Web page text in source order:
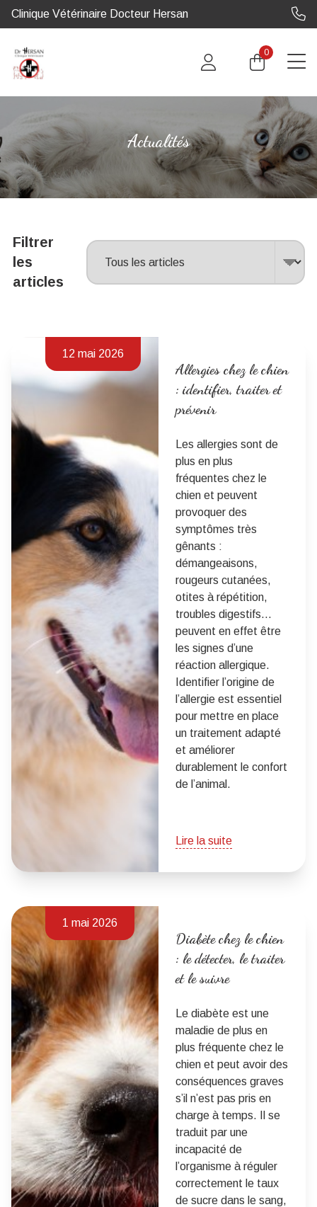
Clinique Vétérinaire Docteur Hersan
0
Actualités
Filtrer
les
articles
12 mai 2026
Allergies chez le chien
: identifier, traiter et
prévenir
Les allergies sont de
plus en plus
fréquentes chez le
chien et peuvent
provoquer des
symptômes très
gênants :
démangeaisons,
rougeurs cutanées,
otites à répétition,
troubles digestifs…
peuvent en effet être
les signes d’une
réaction allergique.
Identifier l’origine de
l’allergie est essentiel
pour mettre en place
un traitement adapté
et améliorer
durablement le confort
de l’animal.
Lire la suite
1 mai 2026
Diabète chez le chien
: le détecter, le traiter
et le suivre
Le diabète est une
maladie de plus en
plus fréquente chez le
chien et peut avoir des
conséquences graves
s’il n’est pas pris en
charge à temps. Il se
traduit par une
incapacité de
l’organisme à réguler
correctement le taux
de sucre dans le sang,